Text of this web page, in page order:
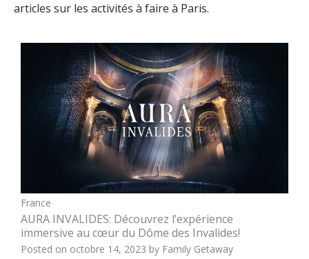
articles sur les activités à faire à Paris.
France
AURA INVALIDES: Découvrez l’expérience
immersive au cœur du Dôme des Invalides!
Posted on octobre 14, 2023 by Family Getaway